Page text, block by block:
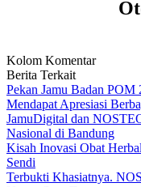
Kolom Komentar
Berita Terkait
Pekan Jamu Badan
Mendapat Apresiasi
JamuDigital dan
Nasional di Bandung
Kisah Inovasi Obat
Sendi
Terbukti Khasiatnya.